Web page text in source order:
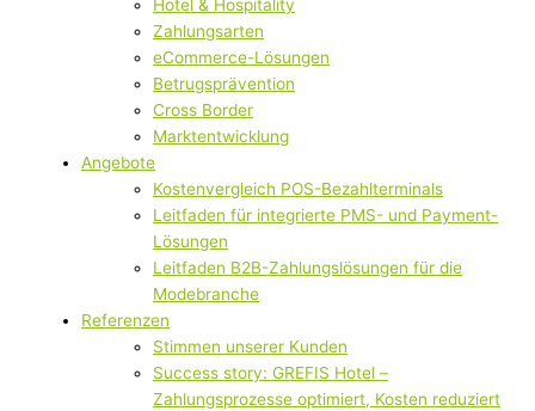
Hotel & Hospitality
Zahlungsarten
eCommerce-Lösungen
Betrugsprävention
Cross Border
Marktentwicklung
Angebote
Kostenvergleich POS-Bezahlterminals
Leitfaden für integrierte PMS- und Payment-
Lösungen
Leitfaden B2B-Zahlungslösungen für die
Modebranche
Referenzen
Stimmen unserer Kunden
Success story: GREFIS Hotel –
Zahlungsprozesse optimiert, Kosten reduziert